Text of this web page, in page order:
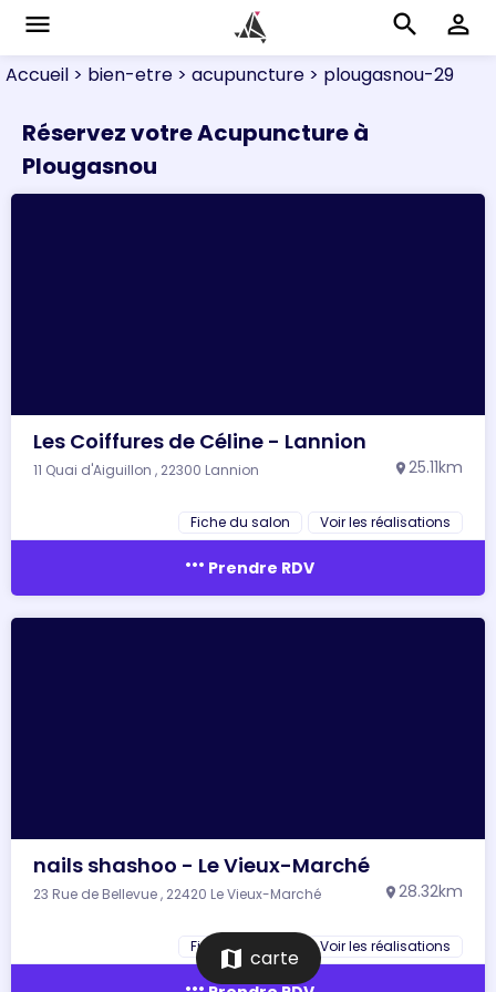
menu search perm_identity
Accueil > bien-etre > acupuncture > plougasnou-29
Réservez votre Acupuncture à
Plougasnou
Les Coiffures de Céline - Lannion
11 Quai d'Aiguillon , 22300 Lannion location_on 25.11km
Fiche du salon Voir les réalisations
more_horiz Prendre RDV
nails shashoo - Le Vieux-Marché
23 Rue de Bellevue , 22420 Le Vieux-Marché location_on 28.32km
Fiche du salon Voir les réalisations
map carte